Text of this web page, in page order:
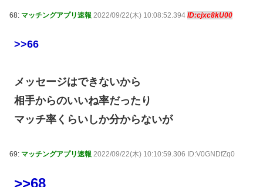
68: マッチングアプリ速報 2022/09/22(木) 10:08:52.394 ID:cjxc8kU00
>>66
メッセージはできないから
相手からのいいね率だったり
マッチ率くらいしか分からないが
69: マッチングアプリ速報 2022/09/22(木) 10:10:59.306 ID:V0GNDfZq0
>>68